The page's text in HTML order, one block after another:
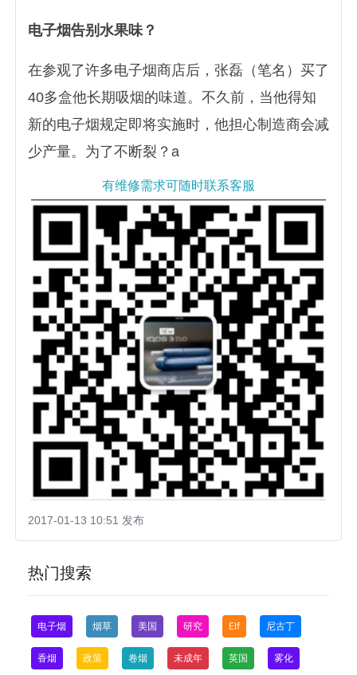
电子烟告别水果味？
在参观了许多电子烟商店后，张磊（笔名）买了
40多盒他长期吸烟的味道。不久前，当他得知
新的电子烟规定即将实施时，他担心制造商会减
少产量。为了不断裂？a
有维修需求可随时联系客服
2017-01-13 10:51 发布
热门搜索
电子烟 烟草 美国 研究 Elf 尼古丁
香烟 政策 卷烟 未成年 英国 雾化